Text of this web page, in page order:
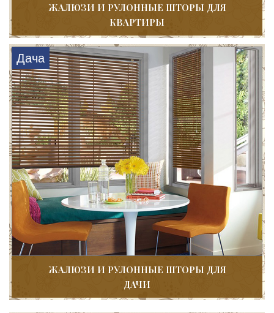
ЖАЛЮЗИ И РУЛОННЫЕ ШТОРЫ ДЛЯ
КВАРТИРЫ
Дача
ЖАЛЮЗИ И РУЛОННЫЕ ШТОРЫ ДЛЯ
ДАЧИ